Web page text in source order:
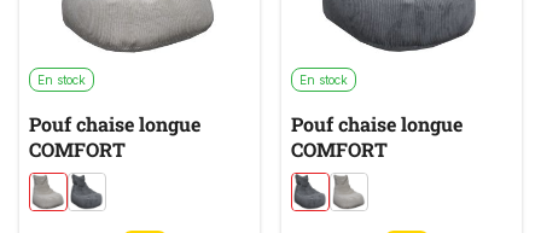
En stock
Pouf chaise longue
COMFORT
En stock
Pouf chaise longue
COMFORT